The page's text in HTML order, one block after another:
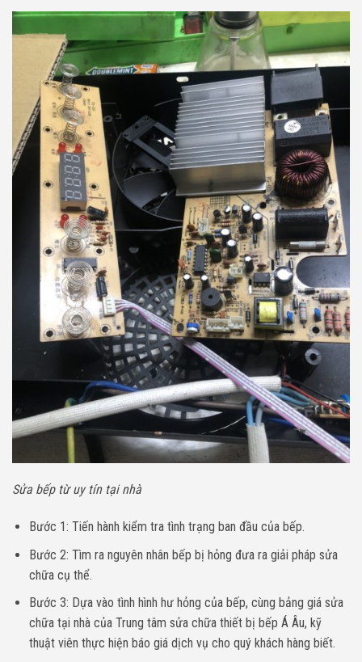
Sửa bếp từ uy tín tại nhà
Bước 1: Tiến hành kiểm tra tình trạng ban đầu của bếp.
Bước 2: Tìm ra nguyên nhân bếp bị hỏng đưa ra giải pháp sửa
chữa cụ thể.
Bước 3: Dựa vào tình hình hư hỏng của bếp, cùng bảng giá sửa
chữa tại nhà của Trung tâm sửa chữa thiết bị bếp Á Âu, kỹ
thuật viên thực hiện báo giá dịch vụ cho quý khách hàng biết.